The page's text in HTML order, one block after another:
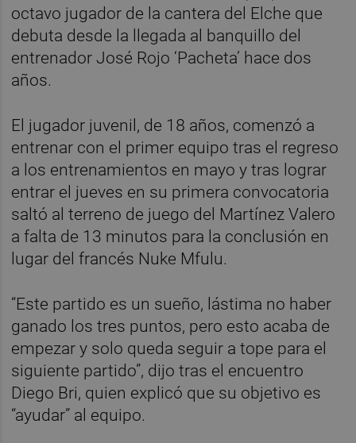
octavo jugador de la cantera del Elche que
debuta desde la llegada al banquillo del
entrenador José Rojo ‘Pacheta’ hace dos
años.
El jugador juvenil, de 18 años, comenzó a
entrenar con el primer equipo tras el regreso
a los entrenamientos en mayo y tras lograr
entrar el jueves en su primera convocatoria
saltó al terreno de juego del Martínez Valero
a falta de 13 minutos para la conclusión en
lugar del francés Nuke Mfulu.
“Este partido es un sueño, lástima no haber
ganado los tres puntos, pero esto acaba de
empezar y solo queda seguir a tope para el
siguiente partido”, dijo tras el encuentro
Diego Bri, quien explicó que su objetivo es
“ayudar” al equipo.